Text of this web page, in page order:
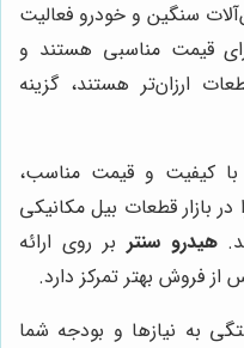
سنگین و خودرو فعالیت
قیمت مناسبی هستند و
ارزان‌تر هستند، گزینه
با کیفیت و قیمت مناسب،
بازار قطعات بیل مکانیکی
هیدرو سنتر بر روی ارائه
فروش بهتر تمرکز دارد.
به نیازها و بودجه شما